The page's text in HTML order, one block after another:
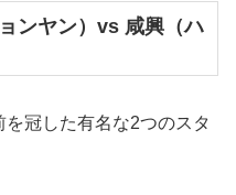
ンヤン）vs 咸興（ハ
冠した有名な2つのスタ